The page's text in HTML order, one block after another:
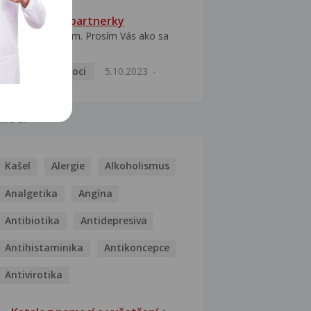
HPV typ 52 u partnerky
Dobrý deň prajem. Prosím Vás ako sa
Pohlavní nemoci
5.10.2023
Kašel Alergie Alkoholismus
Analgetika Angína
Antibiotika Antidepresiva
Antihistaminika Antikoncepce
Antivirotika